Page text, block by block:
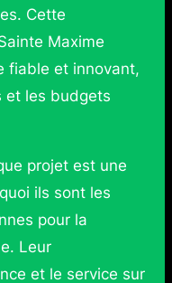
Cette
Maxime
fiable et innovant,
et les budgets
projet est une
ils sont les
pour la
Leur
et le service sur